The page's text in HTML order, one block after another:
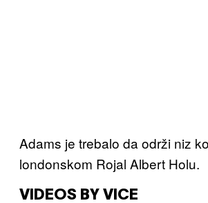
Adams je trebalo da održi niz
londonskom Rojal Albert Holu.
VIDEOS BY VICE